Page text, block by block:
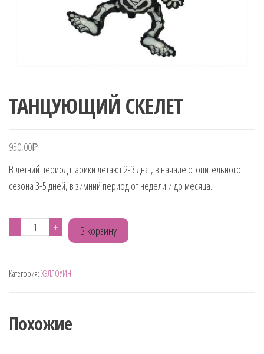
ТАНЦУЮЩИЙ СКЕЛЕТ
950,00₽
В летний период шарики летают 2-3 дня , в начале отопительного
сезона 3-5 дней, в зимний период от недели и до месяца.
-
Количество
СКЕЛЕТ
+ В корзину
Категория: ХЭЛЛОУИН
Похожие